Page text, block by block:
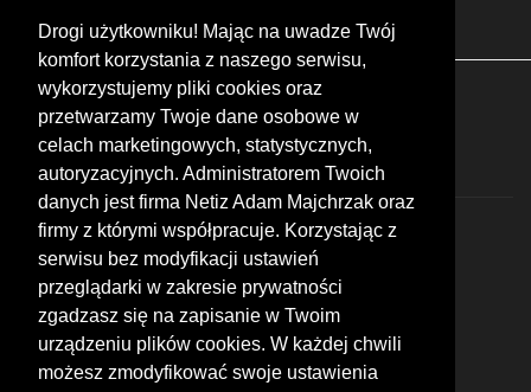
Drogi użytkowniku! Mając na uwadze Twój
komfort korzystania z naszego serwisu,
wykorzystujemy pliki cookies oraz
przetwarzamy Twoje dane osobowe w
celach marketingowych, statystycznych,
autoryzacyjnych. Administratorem Twoich
danych jest firma Netiz Adam Majchrzak oraz
firmy z którymi współpracuje. Korzystając z
serwisu bez modyfikacji ustawień
przeglądarki w zakresie prywatności
zgadzasz się na zapisanie w Twoim
urządzeniu plików cookies. W każdej chwili
możesz zmodyfikować swoje ustawienia
Targi
Giełdy Szkolenia
FOLLOW US
© 2026 by MotoWhizzer.com
All rights reserved.